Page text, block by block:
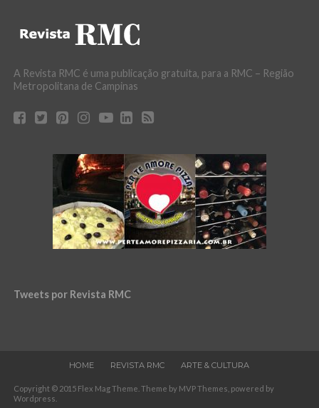
A Revista RMC é uma publicação gratuita, para a RMC – Região
Metropolitana de Campinas
Tweets por Revista RMC
HOME REVISTA RMC ARTE & CULTURA
Copyright © 2015 Flex Mag Theme. Theme by MVP Themes, powered by
Wordpress.